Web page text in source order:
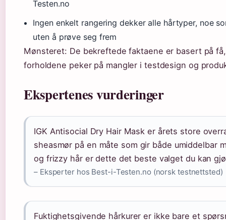
Testen.no
Ingen enkelt rangering dekker alle hårtyper, noe
uten å prøve seg frem
Mønsteret: De bekreftede faktaene er basert på
forholdene peker på mangler i testdesign og
Ekspertenes vurderinger
IGK Antisocial Dry Hair Mask er årets store
sheasmør på en måte som gir både umiddelbar
og frizzy hår er dette det beste valget du kan
– Eksperter hos Best-i-Testen.no (norsk testnettsted)
Fuktighetsgivende hårkurer er ikke bare et